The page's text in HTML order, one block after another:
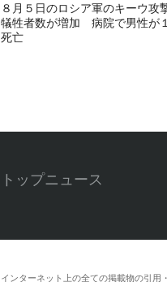
８月５日のロシア軍のキーウ攻
犠牲者数が増加 病院で男性が
死亡
トップニュース
インターネット上の全ての掲載物の引用